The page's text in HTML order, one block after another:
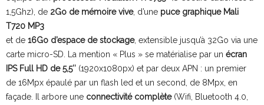
1,5Ghz), de 2Go de mémoire vive, d’une puce graphique Mali
T720 MP3
et de 16Go d’espace de stockage, extensible jusqu’à 32Go via une
carte micro-SD. La mention « Plus » se matérialise par un écran
IPS Full HD de 5,5″ (1920x1080px) et par deux APN : un premier
de 16Mpx épaulé par un flash led et un second, de 8Mpx, en
façade. Il arbore une connectivité complète(Wifi, Bluetooth 4.0,